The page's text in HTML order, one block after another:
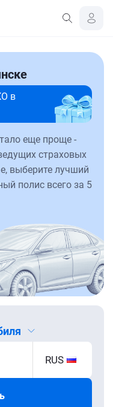
в
еще проще -
страховых
выберите лучший
полис всего за 5
RUS